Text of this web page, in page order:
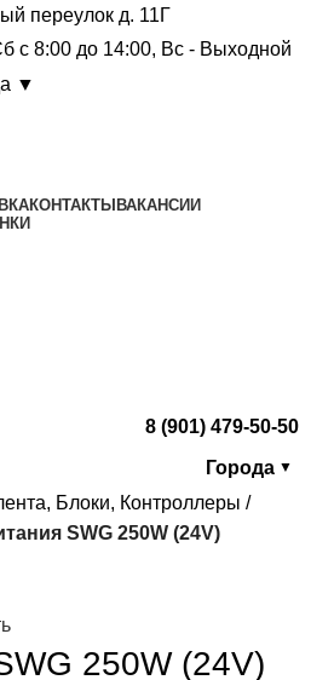
переулок д. 11Г
с 8:00 до 14:00, Вс - Выходной
▼
КОНТАКТЫ ВАКАНСИИ
8 (901) 479-50-50
Города ▼
Блоки, Контроллеры
SWG 250W (24V)
250W (24V)